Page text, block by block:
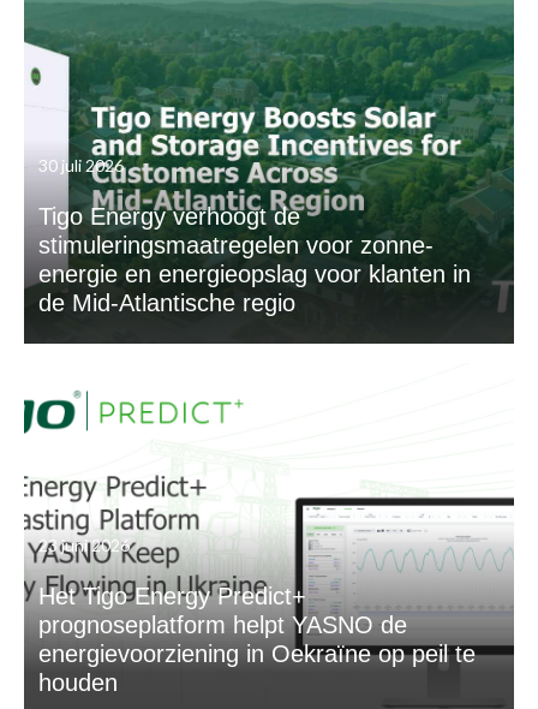
30 juli 2026
Tigo Energy verhoogt de
stimuleringsmaatregelen voor zonne-
energie en energieopslag voor klanten in
de Mid-Atlantische regio
23 juni 2026
Het Tigo Energy Predict+
prognoseplatform helpt YASNO de
energievoorziening in Oekraïne op peil te
houden